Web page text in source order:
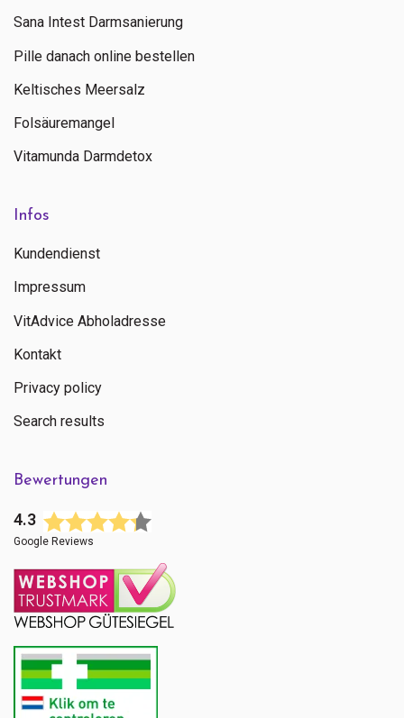
Sana Intest Darmsanierung
Pille danach online bestellen
Keltisches Meersalz
Folsäuremangel
Vitamunda Darmdetox
Infos
Kundendienst
Impressum
VitAdvice Abholadresse
Kontakt
Privacy policy
Search results
Bewertungen
4.3
Google Reviews